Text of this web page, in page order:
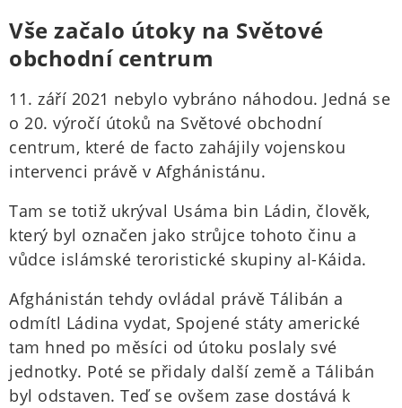
Vše začalo útoky na Světové
obchodní centrum
11. září 2021 nebylo vybráno náhodou. Jedná se
o 20. výročí útoků na Světové obchodní
centrum, které de facto zahájily vojenskou
intervenci právě v Afghánistánu.
Tam se totiž ukrýval Usáma bin Ládin, člověk,
který byl označen jako strůjce tohoto činu a
vůdce islámské teroristické skupiny al-Káida.
Afghánistán tehdy ovládal právě Tálibán a
odmítl Ládina vydat, Spojené státy americké
tam hned po měsíci od útoku poslaly své
jednotky. Poté se přidaly další země a Tálibán
byl odstaven. Teď se ovšem zase dostává k